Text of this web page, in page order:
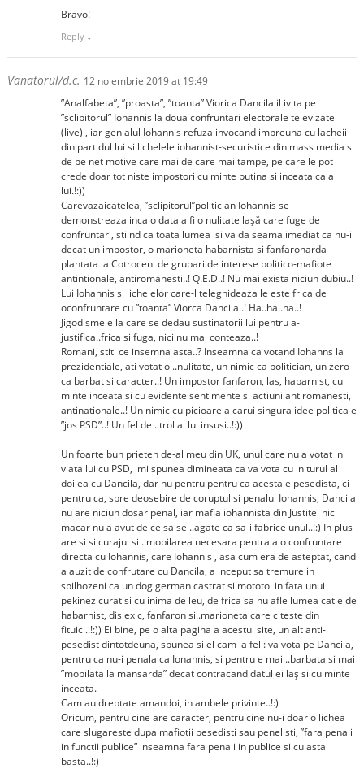
Bravo!
Reply ↓
Vanatorul/d.c. 12 noiembrie 2019 at 19:49
”Analfabeta”, ”proasta”, ”toanta” Viorica Dancila il ivita pe
”sclipitorul” Iohannis la doua confruntari electorale televizate
(live) , iar genialul Iohannis refuza invocand impreuna cu lacheii
din partidul lui si lichelele iohannist-securistice din mass media si
de pe net motive care mai de care mai tampe, pe care le pot
crede doar tot niste impostori cu minte putina si inceata ca a
lui.!:))
Carevazaicatelea, ”sclipitorul”politician Iohannis se
demonstreaza inca o data a fi o nulitate lașă care fuge de
confruntari, stiind ca toata lumea isi va da seama imediat ca nu-i
decat un impostor, o marioneta habarnista si fanfaronarda
plantata la Cotroceni de grupari de interese politico-mafiote
antintionale, antiromanesti..! Q.E.D..! Nu mai exista niciun dubiu..!
Lui Iohannis si lichelelor care-l teleghideaza le este frica de
oconfruntare cu ”toanta” Viorca Dancila..! Ha..ha..ha..!
Jigodismele la care se dedau sustinatorii lui pentru a-i
justifica..frica si fuga, nici nu mai conteaza..!
Romani, stiti ce insemna asta..? Inseamna ca votand Iohanns la
prezidentiale, ati votat o ..nulitate, un nimic ca politician, un zero
ca barbat si caracter..! Un impostor fanfaron, las, habarnist, cu
minte inceata si cu evidente sentimente si actiuni antiromanesti,
antinationale..! Un nimic cu picioare a carui singura idee politica e
”jos PSD”..! Un fel de ..trol al lui insusi..!:))
Un foarte bun prieten de-al meu din UK, unul care nu a votat in
viata lui cu PSD, imi spunea dimineata ca va vota cu in turul al
doilea cu Dancila, dar nu pentru pentru ca acesta e pesedista, ci
pentru ca, spre deosebire de coruptul si penalul Iohannis, Dancila
nu are niciun dosar penal, iar mafia iohannista din Justitei nici
macar nu a avut de ce sa se ..agate ca sa-i fabrice unul..!:) In plus
are si si curajul si ..mobilarea necesara pentra a o confruntare
directa cu Iohannis, care Iohannis , asa cum era de asteptat, cand
a auzit de confrutare cu Dancila, a inceput sa tremure in
spilhozeni ca un dog german castrat si mototol in fata unui
pekinez curat si cu inima de leu, de frica sa nu afle lumea cat e de
habarnist, dislexic, fanfaron si..marioneta care citeste din
fituici..!:)) Ei bine, pe o alta pagina a acestui site, un alt anti-
pesedist dintotdeuna, spunea si el cam la fel : va vota pe Dancila,
pentru ca nu-i penala ca Ionannis, si pentru e mai ..barbata si mai
”mobilata la mansarda” decat contracandidatul ei laș si cu minte
inceata.
Cam au dreptate amandoi, in ambele privinte..!:)
Oricum, pentru cine are caracter, pentru cine nu-i doar o lichea
care slugareste dupa mafiotii pesedisti sau penelisti, ”fara penali
in functii publice” inseamna fara penali in publice si cu asta
basta..!:)